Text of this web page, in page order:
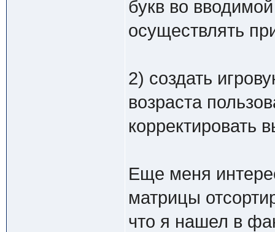
букв во
осуществлять
2) создать
возраста
корректировать
Еще меня
матрицы
что я нашел в